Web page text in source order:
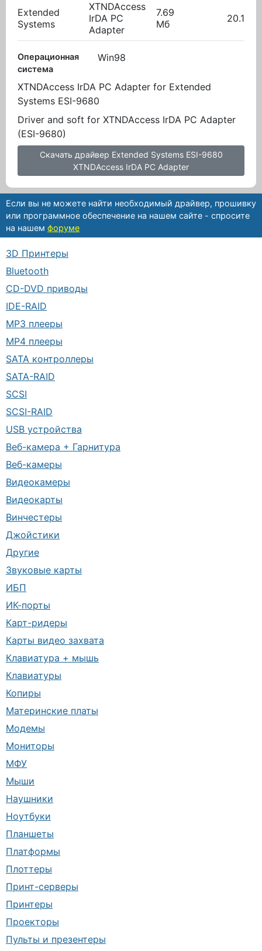
Extended
Systems
XTNDAccess
IrDA PC
Adapter
7.69
Мб
Операционная
система
Win98
XTNDAccess IrDA PC Adapter for Extended
Systems ESI-9680
Driver and soft for XTNDAccess IrDA PC Adapter
(ESI-9680)
Скачать драйвер Extended Systems ESI-9680
XTNDAccess IrDA PC Adapter
Если вы не можете найти необходимый драйвер, прошивку
или программное обеспечение на нашем сайте - спросите
на нашем форуме
3D Принтеры
Bluetooth
CD-DVD приводы
IDE-RAID
MP3 плееры
MP4 плееры
SATA контроллеры
SATA-RAID
SCSI
SCSI-RAID
USB устройства
Веб-камера + Гарнитура
Веб-камеры
Видеокамеры
Видеокарты
Винчестеры
Джойстики
Другие
Звуковые карты
ИБП
ИК-порты
Карт-ридеры
Карты видео захвата
Клавиатура + мышь
Клавиатуры
Копиры
Материнские платы
Модемы
Мониторы
МФУ
Мыши
Наушники
Ноутбуки
Планшеты
Платформы
Плоттеры
Принт-серверы
Принтеры
Проекторы
Пульты и презентеры